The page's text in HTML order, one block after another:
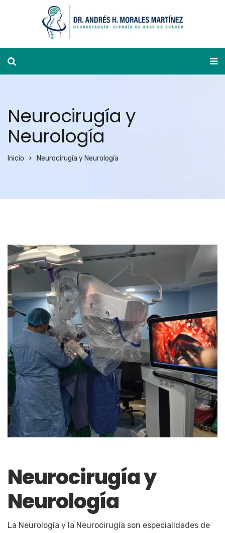
Neurocirugía y
Neurología
Inicio Neurocirugía y Neurología
Neurocirugía y
Neurología
La Neurología y la Neurocirugía son especialidades de